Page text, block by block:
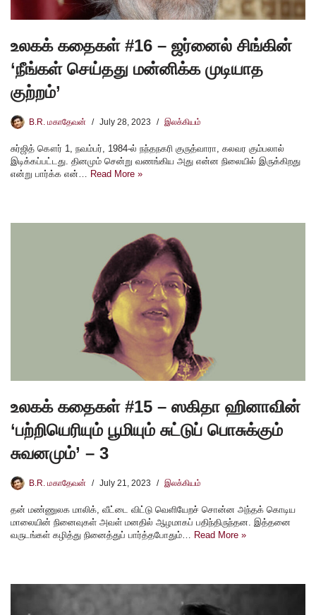
உலகக் கதைகள் #16 – ஜர்னைல் சிங்கின்
‘நீங்கள் செய்தது மன்னிக்க முடியாத
குற்றம்’
B.R. மகாதேவன் July 28, 2023 இலக்கியம்
சுர்ஜித் கௌர் 1, நவம்பர், 1984-ல் நந்தநகரி குருத்வாரா, கலவர கும்பலால்
இடிக்கப்பட்டது. தினமும் சென்று வணங்கிய அது என்ன நிலையில் இருக்கிறது
என்று பார்க்க என்… Read More »
உலகக் கதைகள் #15 – ஸகிதா ஹினாவின்
‘பற்றியெரியும் பூமியும் சுட்டுப் பொசுக்கும்
சுவனமும்’ – 3
B.R. மகாதேவன் July 21, 2023 இலக்கியம்
தன் மண்ணுலக மாலிக், வீட்டை விட்டு வெளியேறச் சொன்ன அந்தக் கொடிய
மாலையின் நினைவுகள் அவள் மனதில் ஆழமாகப் பதிந்திருந்தன. இத்தனை
வருடங்கள் கழித்து நினைத்துப் பார்த்தபோதும்… Read More »